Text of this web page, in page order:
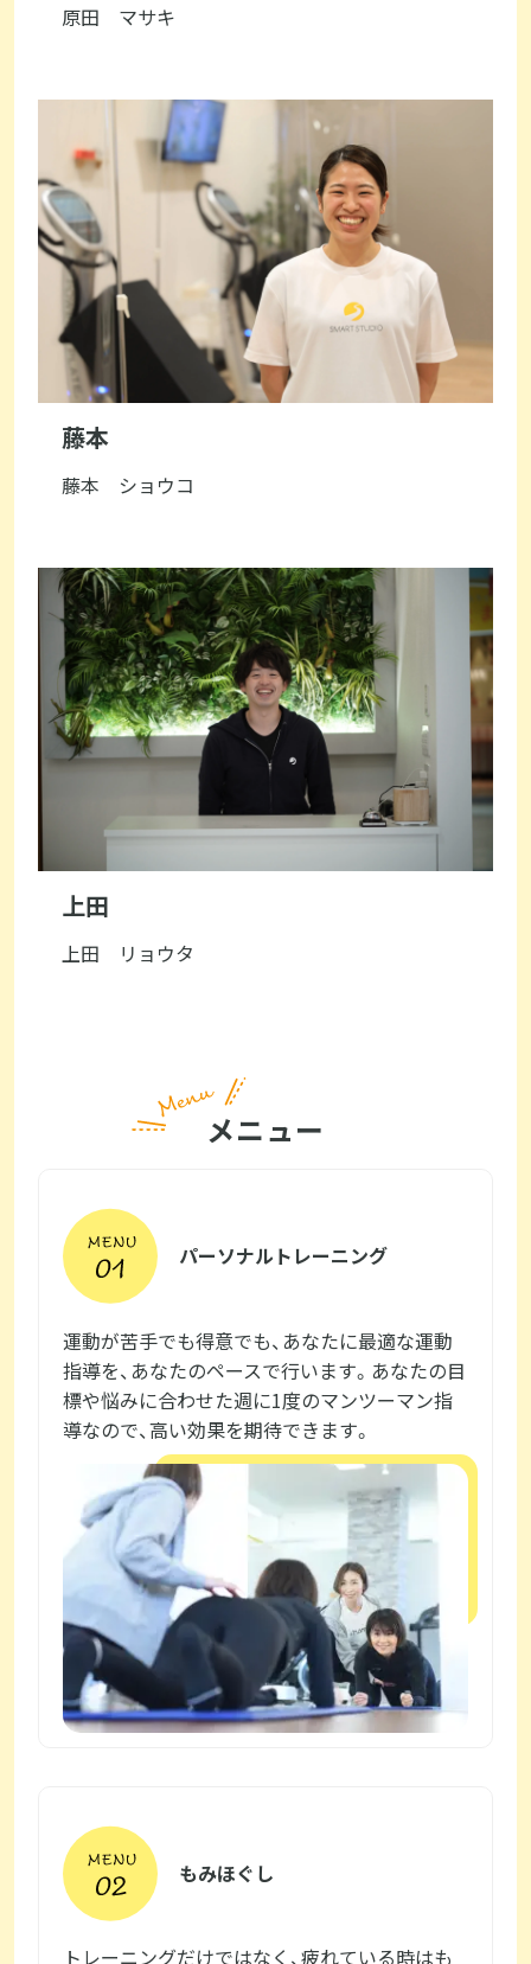
原田 マサキ
藤本
藤本 ショウコ
上田
上田 リョウタ
メニュー
パーソナルトレーニング
運動が苦手でも得意でも、あなたに最適な運動
指導を、あなたのペースで行います。あなたの目
標や悩みに合わせた週に1度のマンツーマン指
導なので、高い効果を期待できます。
もみほぐし
トレーニングだけではなく、疲れている時はも